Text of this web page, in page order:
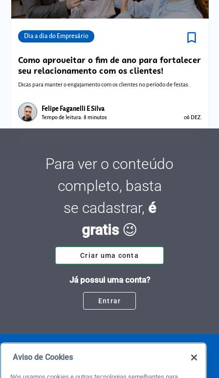
Dia a dia do Empresário bookmark_border
Como aproveitar o fim de ano para fortalecer
seu relacionamento com os clientes!
Dicas para manter o engajamento com os clientes no período de festas.
Felipe Faganelli E Silva
Tempo de leitura: 8 minutos 06 DEZ.
Para ver o conteúdo
completo, basta
se cadastrar, é
gratis😉
Criar uma conta
Já possui uma conta?
Entrar
Aviso de Cookies